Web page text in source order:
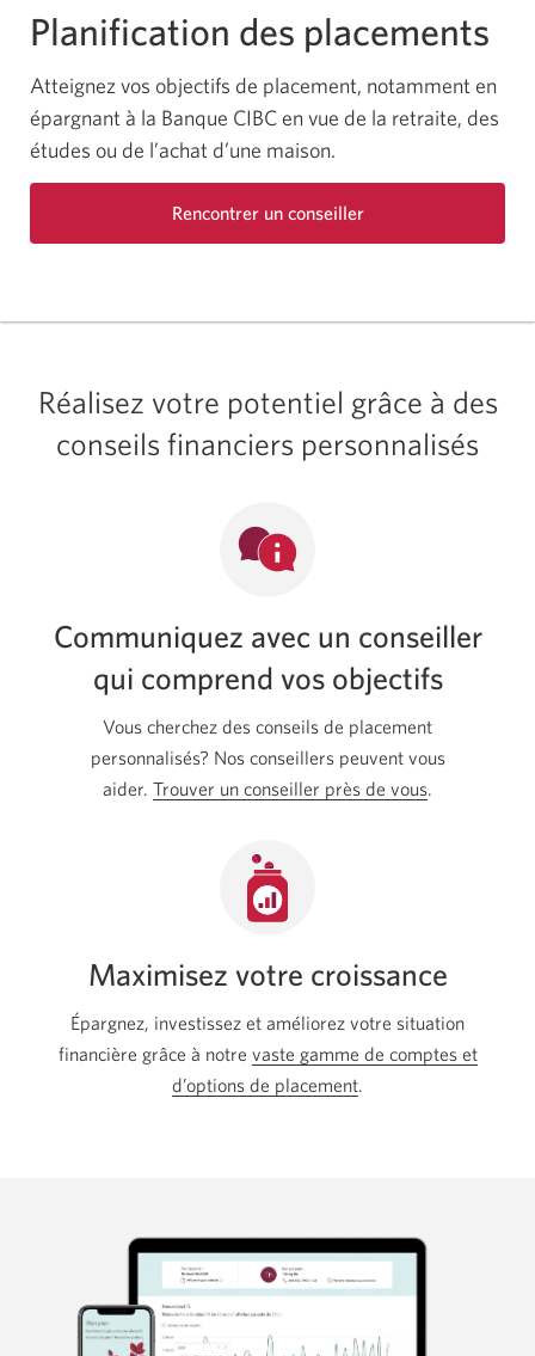
Planification des placements
Atteignez vos objectifs de placement, notamment en
épargnant à la Banque CIBC en vue de la retraite, des
études ou de l’achat d’une maison.
Rencontrer un conseiller
s’affichera.
Réalisez votre potentiel grâce à des
conseils financiers personnalisés
Communiquez avec un conseiller
qui comprend vos objectifs
Vous cherchez des conseils de placement
personnalisés? Nos conseillers peuvent vous
aider. Trouver un conseiller près de vousUne
.
Maximisez votre croissance
Épargnez, investissez et améliorez votre situation
financière grâce à notre vaste gamme de comptes et
d’options de placement.